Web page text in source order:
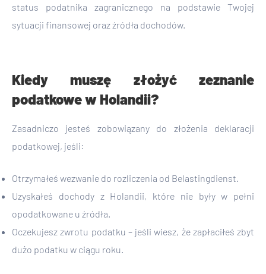
status podatnika zagranicznego na podstawie Twojej
sytuacji finansowej oraz źródła dochodów.
Kiedy muszę złożyć zeznanie
podatkowe w Holandii?
Zasadniczo jesteś zobowiązany do złożenia deklaracji
podatkowej, jeśli:
Otrzymałeś wezwanie do rozliczenia od Belastingdienst.
Uzyskałeś dochody z Holandii, które nie były w pełni
opodatkowane u źródła.
Oczekujesz zwrotu podatku – jeśli wiesz, że zapłaciłeś zbyt
dużo podatku w ciągu roku.